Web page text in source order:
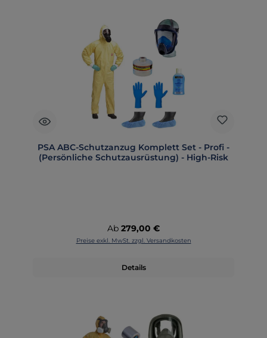
PSA ABC-Schutzanzug Komplett Set - Profi -
(Persönliche Schutzausrüstung) - High-Risk
Regulärer Preis:
Ab 279,00 €
Preise exkl. MwSt. zzgl. Versandkosten
Details